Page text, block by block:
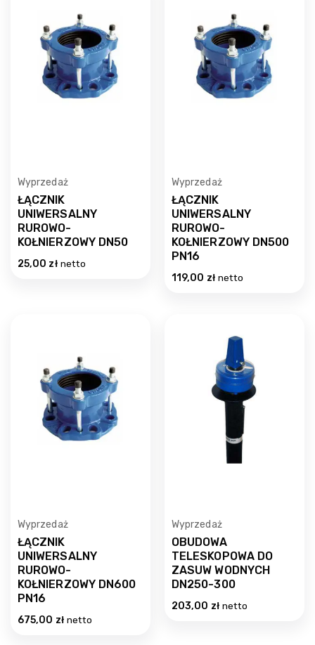
Wyprzedaż
ŁĄCZNIK
UNIWERSALNY
RUROWO-
KOŁNIERZOWY DN50
25,00 zł netto
Wyprzedaż
ŁĄCZNIK
UNIWERSALNY
RUROWO-
KOŁNIERZOWY DN500
PN16
119,00 zł netto
Wyprzedaż
ŁĄCZNIK
UNIWERSALNY
RUROWO-
KOŁNIERZOWY DN600
PN16
675,00 zł netto
Wyprzedaż
OBUDOWA
TELESKOPOWA DO
ZASUW WODNYCH
DN250-300
203,00 zł netto